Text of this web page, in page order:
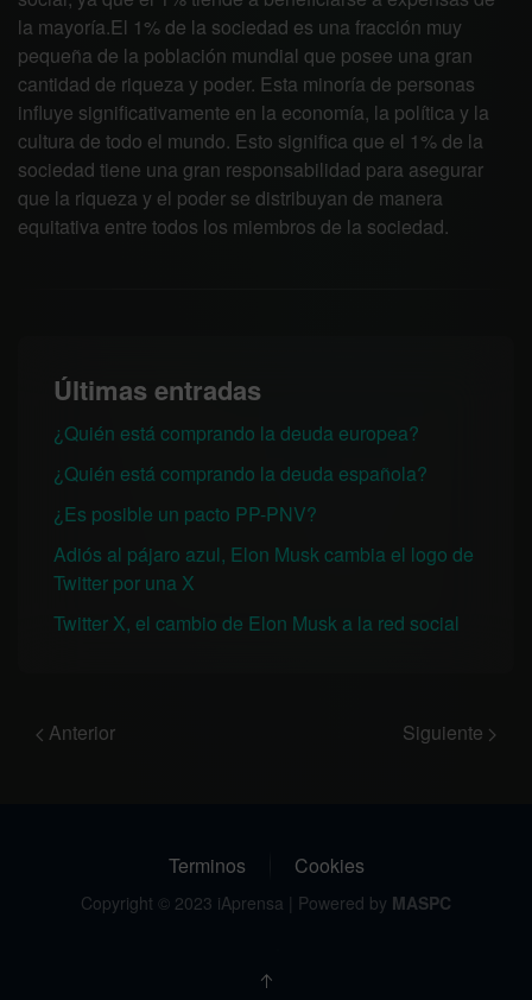
la mayoría.El 1% de la sociedad es una fracción muy
pequeña de la población mundial que posee una gran
cantidad de riqueza y poder. Esta minoría de personas
influye significativamente en la economía, la política y la
cultura de todo el mundo. Esto significa que el 1% de la
sociedad tiene una gran responsabilidad para asegurar
que la riqueza y el poder se distribuyan de manera
equitativa entre todos los miembros de la sociedad.
Últimas entradas
¿Quién está comprando la deuda europea?
¿Quién está comprando la deuda española?
¿Es posible un pacto PP-PNV?
Adiós al pájaro azul, Elon Musk cambia el logo de
Twitter por una X
Twitter X, el cambio de Elon Musk a la red social
Anterior Siguiente
Terminos Cookies
Copyright © 2023 iAprensa | Powered by MASPC